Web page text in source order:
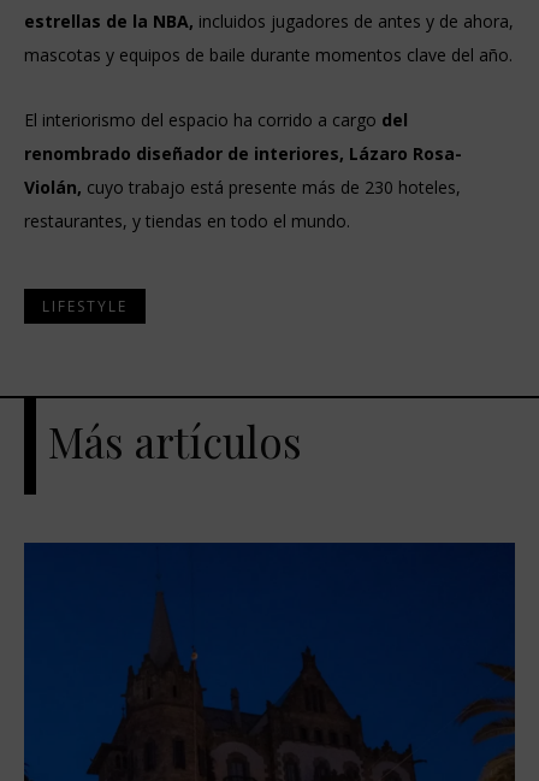
estrellas de la NBA, incluidos jugadores de antes y de ahora,
mascotas y equipos de baile durante momentos clave del año.
El interiorismo del espacio ha corrido a cargo del
renombrado diseñador de interiores, Lázaro Rosa-
Violán, cuyo trabajo está presente más de 230 hoteles,
restaurantes, y tiendas en todo el mundo.
LIFESTYLE
Más artículos